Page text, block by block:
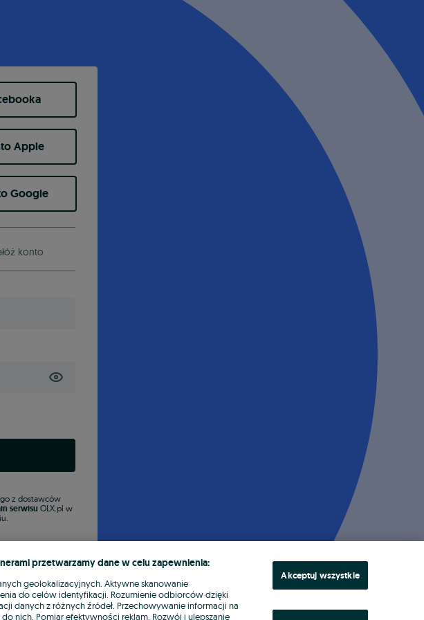
Apple
Google
konto
z dostawców
serwisu OLX.pl w
przetwarzamy dane w celu zapewnienia:
geolokalizacyjnych. Aktywne skanowanie
do celów identyfikacji. Rozumienie odbiorców dzięki
danych z różnych źródeł. Przechowywanie informacji na
nich. Pomiar efektywności reklam. Rozwój i ulepszanie
Akceptuj wszystkie